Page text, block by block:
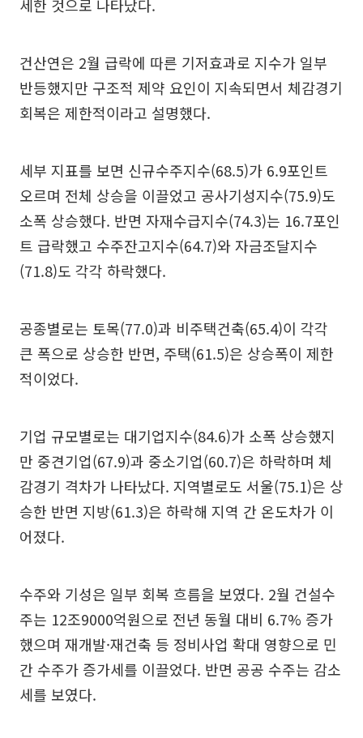
세한 것으로 나타났다.
건산연은 2월 급락에 따른 기저효과로 지수가 일부
반등했지만 구조적 제약 요인이 지속되면서 체감경기
회복은 제한적이라고 설명했다.
세부 지표를 보면 신규수주지수(68.5)가 6.9포인트
오르며 전체 상승을 이끌었고 공사기성지수(75.9)도
소폭 상승했다. 반면 자재수급지수(74.3)는 16.7포인
트 급락했고 수주잔고지수(64.7)와 자금조달지수
(71.8)도 각각 하락했다.
공종별로는 토목(77.0)과 비주택건축(65.4)이 각각
큰 폭으로 상승한 반면, 주택(61.5)은 상승폭이 제한
적이었다.
기업 규모별로는 대기업지수(84.6)가 소폭 상승했지
만 중견기업(67.9)과 중소기업(60.7)은 하락하며 체
감경기 격차가 나타났다. 지역별로도 서울(75.1)은 상
승한 반면 지방(61.3)은 하락해 지역 간 온도차가 이
어졌다.
수주와 기성은 일부 회복 흐름을 보였다. 2월 건설수
주는 12조9000억원으로 전년 동월 대비 6.7% 증가
했으며 재개발·재건축 등 정비사업 확대 영향으로 민
간 수주가 증가세를 이끌었다. 반면 공공 수주는 감소
세를 보였다.